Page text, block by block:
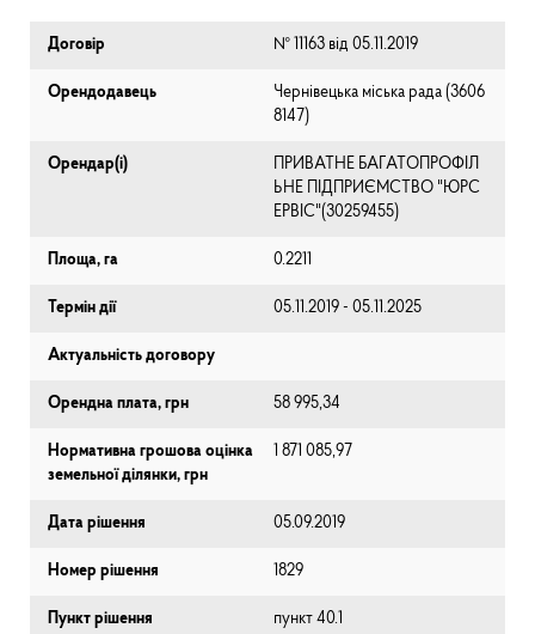
Договір № 11163 від 05.11.2019
Орендодавець
Чернівецька міська рада (⁨3606
8147⁩)
Орендар(і)
ПРИВАТНЕ БАГАТОПРОФІЛ
ЬНЕ ПІДПРИЄМСТВО "ЮРС
ЕРВІС"(30259455)
Площа, га 0.2211
Термін дії 05.11.2019 - 05.11.2025
Актуальність договору
Орендна плата, грн 58 995,34
Нормативна грошова оцінка
земельної ділянки, грн
1 871 085,97
Дата рішення 05.09.2019
Номер рішення 1829
Пункт рішення пункт 40.1